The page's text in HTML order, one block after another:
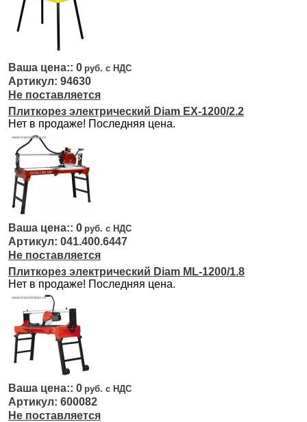
0
94630
Не поставляется
Плиткорез электрический Diam EX-1200/2.2
Нет в продаже! Последняя цена.
0
041.400.6447
Не поставляется
Плиткорез электрический Diam ML-1200/1.8
Нет в продаже! Последняя цена.
0
600082
Не поставляется